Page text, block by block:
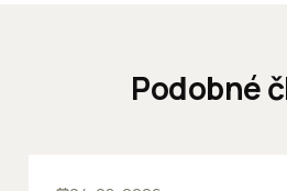
Podobné